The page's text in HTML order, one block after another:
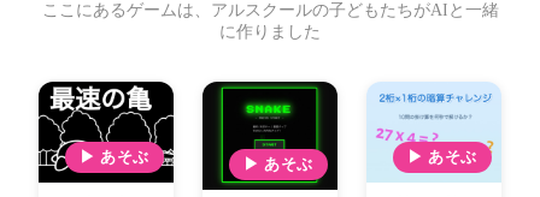
ここにあるゲームは、アルスクールの子どもたちがAIと一緒
に作りました
▶ あそぶ ▶ あそぶ ▶ あそぶ